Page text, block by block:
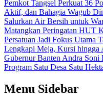
Pemkot Tangsel Perkuat 36
Aktif, dan Bahagia Wagub
Salurkan Air Bersih untuk
Matangkan Peringatan HUT
Persatuan Jadi Fokus Utama
Lengkapi Meja, Kursi hingga
Gubernur Banten Andra Soni
Program Satu Desa Satu
Menu Sidebar